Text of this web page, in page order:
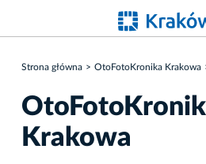
Strona główna OtoFotoKronika Krakowa
Krakowa